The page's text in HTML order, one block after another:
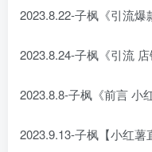
2023.8.22-子枫《引流爆
2023.8.24-子枫《引流
2023.8.8-子枫《前言 小
2023.9.13-子枫【小红薯